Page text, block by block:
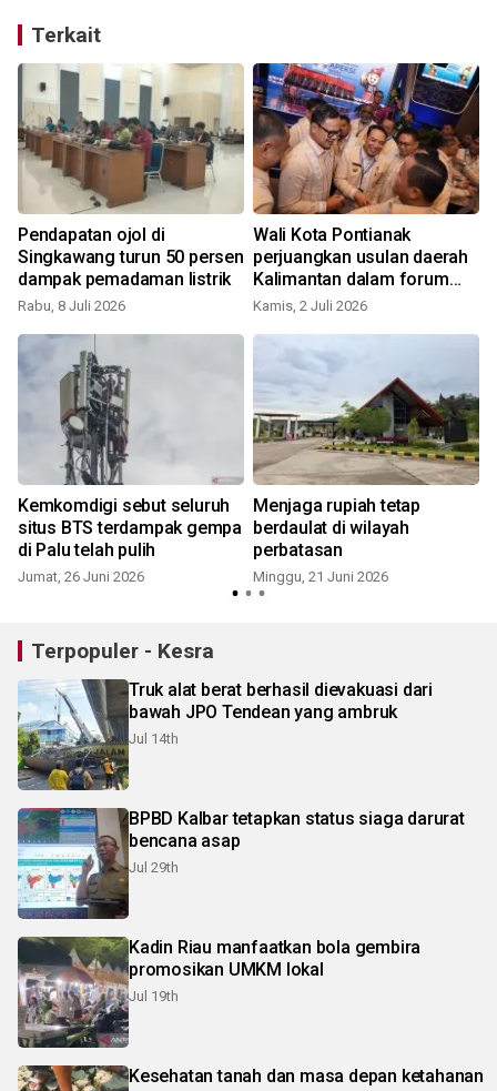
Terkait
Pendapatan ojol di
Singkawang turun 50 persen
dampak pemadaman listrik
Rabu, 8 Juli 2026
Wali Kota Pontianak
perjuangkan usulan daerah
Kalimantan dalam forum
tingkat nasional
Kamis, 2 Juli 2026
Kemkomdigi sebut seluruh
situs BTS terdampak gempa
di Palu telah pulih
Jumat, 26 Juni 2026
Menjaga rupiah tetap
berdaulat di wilayah
perbatasan
Minggu, 21 Juni 2026
Terpopuler - Kesra
Truk alat berat berhasil dievakuasi dari
bawah JPO Tendean yang ambruk
Jul 14th
BPBD Kalbar tetapkan status siaga darurat
bencana asap
Jul 29th
Kadin Riau manfaatkan bola gembira
promosikan UMKM lokal
Jul 19th
Kesehatan tanah dan masa depan ketahanan